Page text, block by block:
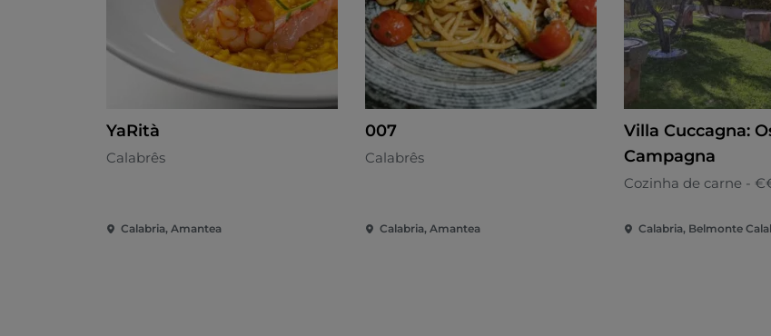
YaRità
Calabrês
Calabria, Amantea
007
Calabrês
Calabria, Amantea
Villa Cuccagna:
Campagna
Cozinha de carne -
Calabria, Belmonte